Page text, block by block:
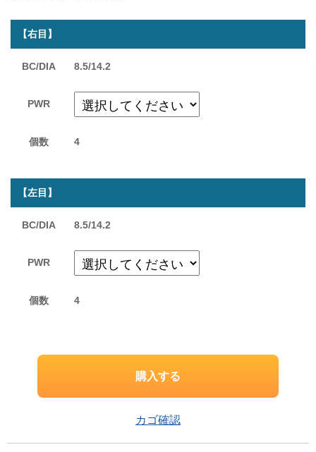
【右目】
BC/DIA 8.5/14.2
PWR
個数 4
【左目】
BC/DIA 8.5/14.2
PWR
個数 4
カゴ確認